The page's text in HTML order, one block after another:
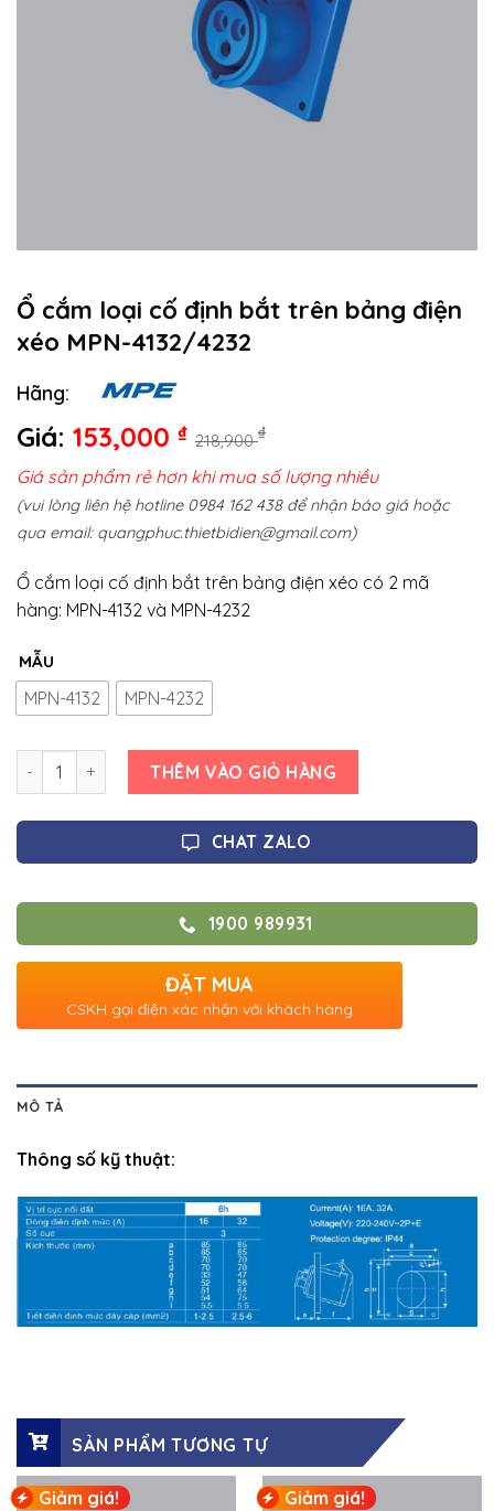
Ổ cắm loại cố định bắt trên bảng điện
xéo MPN-4132/4232
Giá: 218,900₫
153,000 ₫
Hãng:
Giá sản phẩm rẻ hơn khi mua số lượng nhiều
(vui lòng liên hệ hotline 0984 162 438 để nhận báo giá hoặc
qua email: quangphuc.thietbidien@gmail.com)
Ổ cắm loại cố định bắt trên bảng điện xéo có 2 mã
hàng: MPN-4132 và MPN-4232
MẪU
MPN-4132 MPN-4232
Số lượng THÊM VÀO GIỎ HÀNG
CHAT ZALO
1900 989931
ĐẶT MUA
CSKH gọi điện xác nhận với khách hàng
MÔ TẢ
Thông số kỹ thuật:
SẢN PHẨM TƯƠNG TỰ
Giảm giá! Giảm giá!